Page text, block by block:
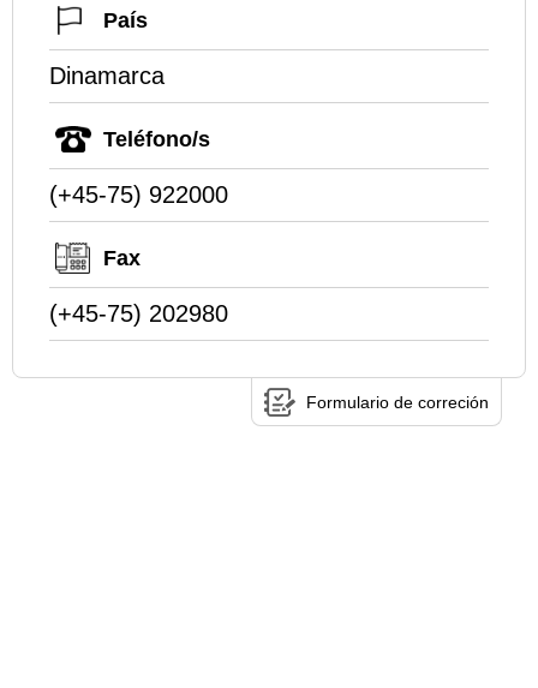
País
Dinamarca
Teléfono/s
(+45-75) 922000
Fax
(+45-75) 202980
Formulario de correción